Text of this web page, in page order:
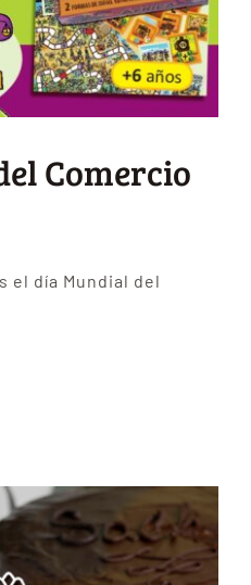
Comercio
el día Mundial del